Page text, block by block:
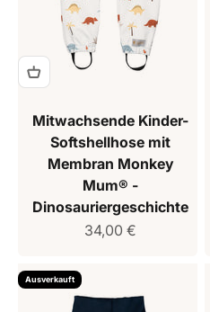
Mitwachsende Kinder-
Softshellhose mit
Membran Monkey
Mum® -
Dinosauriergeschichte
Verkaufspreis
34,00 €
Ausverkauft